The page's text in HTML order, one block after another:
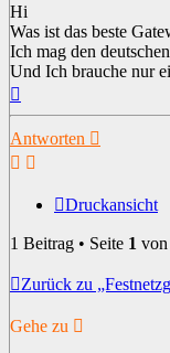
Hi
Was ist das beste
Ich mag den
Und Ich brauche nur
Antworten
Druckansicht
1 Beitrag • Seite 1 von
Zurück zu
Gehe zu